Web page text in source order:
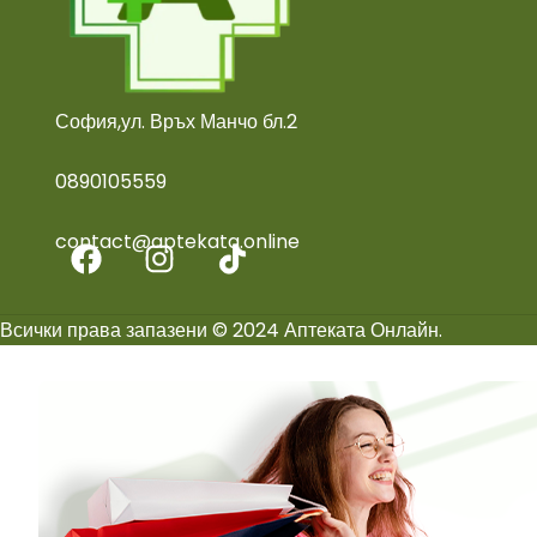
съкратите и
цетостеарилов
пропиленгликол,
пречистена вода.
София,ул. Връх Манчо бл.2
0890105559
contact@aptekata.online
Всички права запазени © 2024 Аптеката Онлайн.